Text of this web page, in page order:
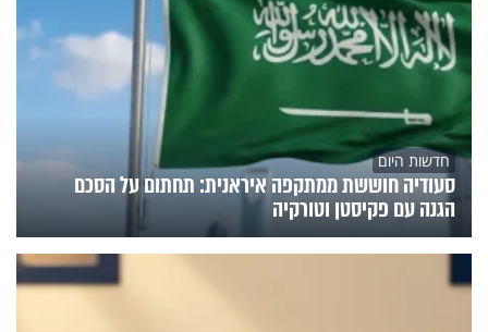
חדשות היום
סעודיה חוששת ממתקפה איראנית: תחתום על הסכם
הגנה עם פקיסטן וטורקיה